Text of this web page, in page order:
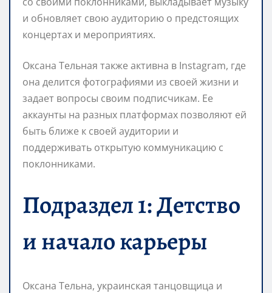
и обновляет свою аудиторию о предстоящих
концертах и мероприятиях.
Оксана Тельная также активна в Instagram, где
она делится фотографиями из своей жизни и
задает вопросы своим подписчикам. Ее
аккаунты на разных платформах позволяют ей
быть ближе к своей аудитории и
поддерживать открытую коммуникацию с
поклонниками.
Подраздел 1: Детство
и начало карьеры
Оксана Тельна, украинская танцовщица и